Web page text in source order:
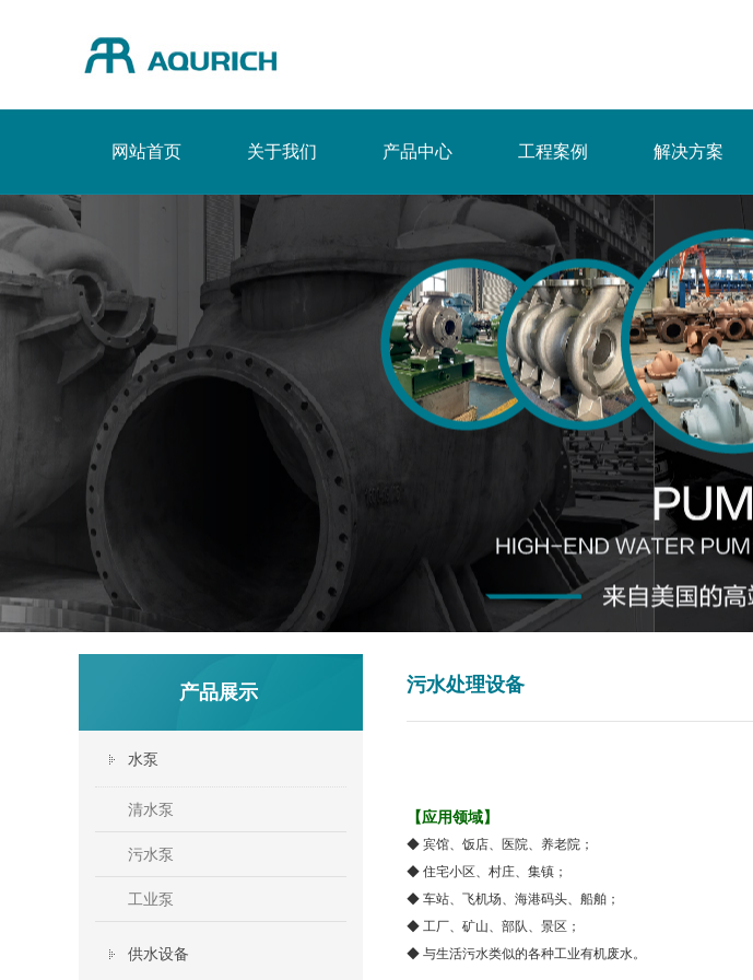
网站首页 关于我们 产品中心 工程案例 解决方案
产品展示
水泵
清水泵
污水泵
工业泵
供水设备
污水处理设备
【应用领域】
◆ 宾馆、饭店、医院、养老院；
◆ 住宅小区、村庄、集镇；
◆ 车站、飞机场、海港码头、船舶；
◆ 工厂、矿山、部队、景区；
◆ 与生活污水类似的各种工业有机废水。